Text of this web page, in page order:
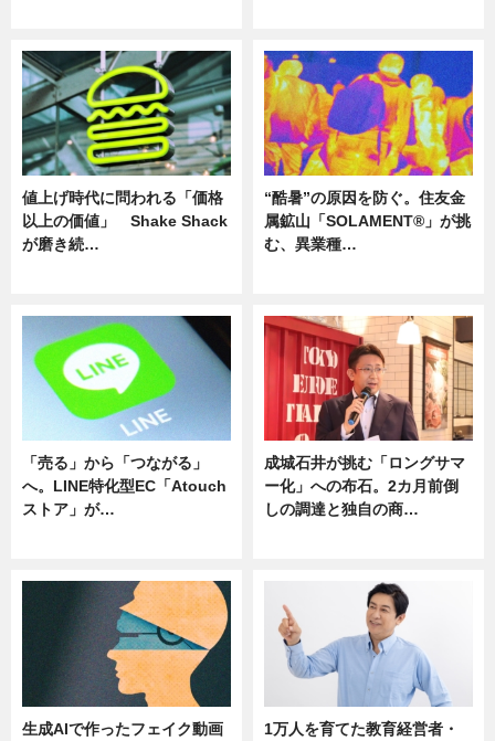
値上げ時代に問われる「価格
以上の価値」 Shake Shack
が磨き続…
“酷暑”の原因を防ぐ。住友金
属鉱山「SOLAMENT®」が挑
む、異業種…
「売る」から「つながる」
へ。LINE特化型EC「Atouch
ストア」が…
成城石井が挑む「ロングサマ
ー化」への布石。2カ月前倒
しの調達と独自の商…
生成AIで作ったフェイク動画
1万人を育てた教育経営者・